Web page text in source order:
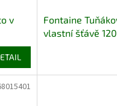
v
Fontaine
vlastní šťávě